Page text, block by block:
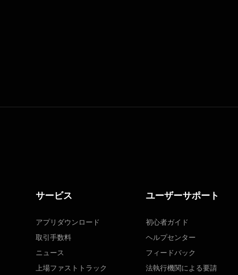
サービス
アプリダウンロード
取引手数料
ニュース
上場ファストトラック
ユーザーサポート
初心者ガイド
ヘルプセンター
フィードバック
法執行機関による要請